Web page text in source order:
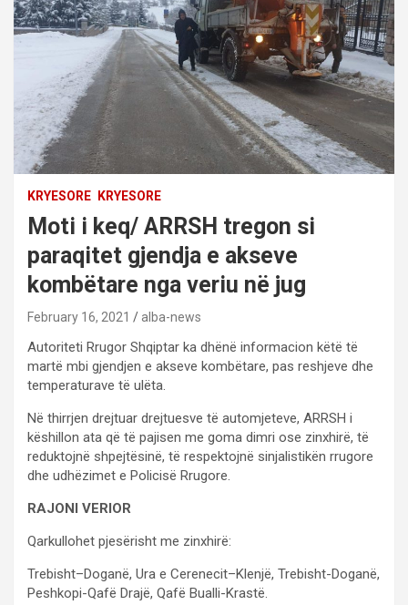
KRYESORE KRYESORE
Moti i keq/ ARRSH tregon si
paraqitet gjendja e akseve
kombëtare nga veriu në jug
February 16, 2021 alba-news
Autoriteti Rrugor Shqiptar ka dhënë informacion këtë të
martë mbi gjendjen e akseve kombëtare, pas reshjeve dhe
temperaturave të ulëta.
Në thirrjen drejtuar drejtuesve të automjeteve, ARRSH i
këshillon ata që të pajisen me goma dimri ose zinxhirë, të
reduktojnë shpejtësinë, të respektojnë sinjalistikën rrugore
dhe udhëzimet e Policisë Rrugore.
RAJONI VERIOR
Qarkullohet pjesërisht me zinxhirë:
Trebisht–Doganë, Ura e Cerenecit–Klenjë, Trebisht-Doganë,
Peshkopi-Qafë Drajë, Qafë Bualli-Krastë.